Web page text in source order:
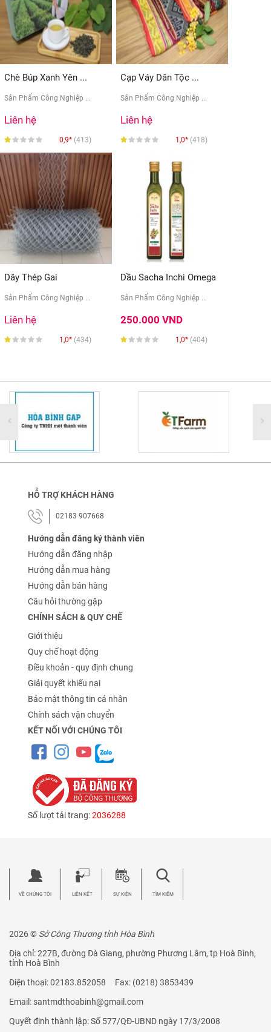
Chè Búp Xanh Yên ...
Sản Phẩm Công Nghiệp ...
Liên hệ
0,9* (413)
Cạp Váy Dân Tộc ...
Sản Phẩm Công Nghiệp ...
Liên hệ
1,0* (418)
Dây Thép Gai
Sản Phẩm Công Nghiệp ...
Liên hệ
1,0* (434)
Dầu Sacha Inchi Omega
...
Sản Phẩm Công Nghiệp ...
250.000 VND
1,0* (404)
HỖ TRỢ KHÁCH HÀNG
02183 907668
Hướng dẫn đăng ký thành viên
Hướng dẫn đăng nhập
Hướng dẫn mua hàng
Hướng dẫn bán hàng
Câu hỏi thường gặp
CHÍNH SÁCH & QUY CHẾ
Giới thiệu
Quy chế hoạt động
Điều khoản - quy định chung
Giải quyết khiếu nại
Bảo mật thông tin cá nhân
Chính sách vận chuyển
KẾT NỐI VỚI CHÚNG TÔI
Số lượt tải trang:2036288
2026 © Sở Công Thương tỉnh Hòa Bình
Địa chỉ: 227B, đường Đà Giang, phường Phương Lâm, tp Hoà Bình,
tỉnh Hoà Bình
Điện thoại: 02183.852058 Fax: (0218) 3853439
Email: santmdthoabinh@gmail.com
Quyết định thành lập: Số 577/QĐ-UBND ngày 17/3/2008
VỀ CHÚNG TÔI LIÊN KẾT SỰ KIỆN TÌM KIẾM